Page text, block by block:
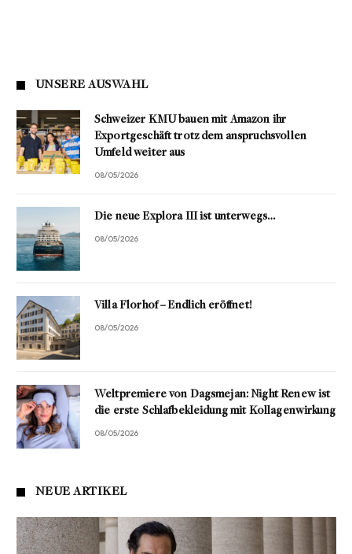
UNSERE AUSWAHL
Schweizer KMU bauen mit Amazon ihr
Exportgeschäft trotz dem anspruchsvollen
Umfeld weiter aus
08/05/2026
Die neue Explora III ist unterwegs…
08/05/2026
Villa Florhof – Endlich eröffnet!
08/05/2026
Weltpremiere von Dagsmejan: Night Renew ist
die erste Schlafbekleidung mit Kollagenwirkung
08/05/2026
NEUE ARTIKEL